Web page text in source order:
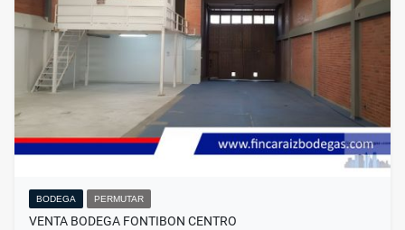
BODEGA PERMUTAR
VENTA BODEGA FONTIBON CENTRO